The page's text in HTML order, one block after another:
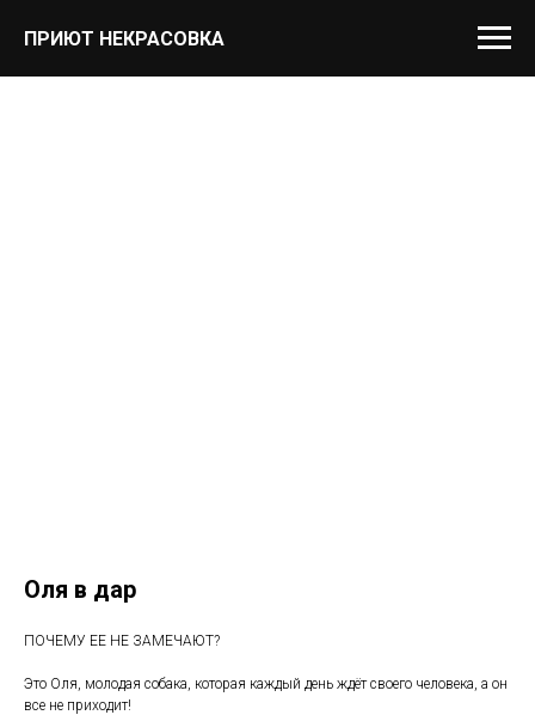
ПРИЮТ НЕКРАСОВКА
Оля в дар
ПОЧЕМУ ЕЕ НЕ ЗАМЕЧАЮТ?
Это Оля, молодая собака, которая каждый день ждёт своего человека, а он
все не приходит!